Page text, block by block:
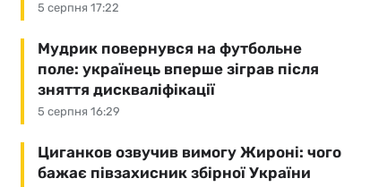
5 серпня 17:22
5 серпня 16:29
Мудрик повернувся на футбольне
поле: українець вперше зіграв після
зняття дискваліфікації
Циганков озвучив вимогу Жироні: чого
бажає півзахисник збірної України